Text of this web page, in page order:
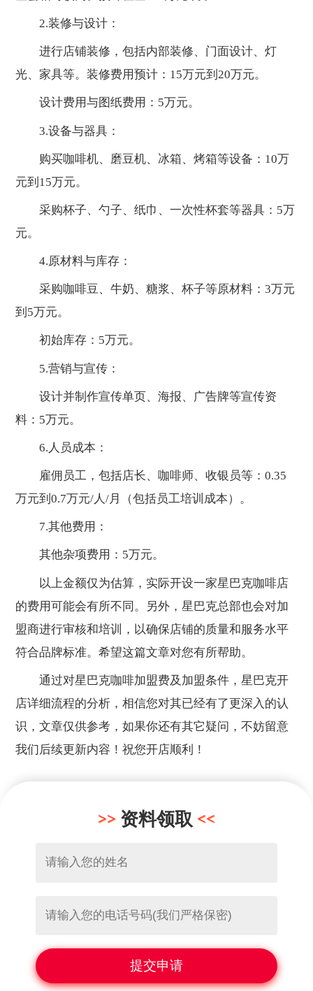
2.装修与设计：
进行店铺装修，包括内部装修、门面设计、灯
光、家具等。装修费用预计：15万元到20万元。
设计费用与图纸费用：5万元。
3.设备与器具：
购买咖啡机、磨豆机、冰箱、烤箱等设备：10万
元到15万元。
采购杯子、勺子、纸巾、一次性杯套等器具：5万
元。
4.原材料与库存：
采购咖啡豆、牛奶、糖浆、杯子等原材料：3万元
到5万元。
初始库存：5万元。
5.营销与宣传：
设计并制作宣传单页、海报、广告牌等宣传资
料：5万元。
6.人员成本：
雇佣员工，包括店长、咖啡师、收银员等：0.35
万元到0.7万元/人/月（包括员工培训成本）。
7.其他费用：
其他杂项费用：5万元。
以上金额仅为估算，实际开设一家星巴克咖啡店
的费用可能会有所不同。另外，星巴克总部也会对加
盟商进行审核和培训，以确保店铺的质量和服务水平
符合品牌标准。希望这篇文章对您有所帮助。
通过对星巴克咖啡加盟费及加盟条件，星巴克开
店详细流程的分析，相信您对其已经有了更深入的认
识，文章仅供参考，如果你还有其它疑问，不妨留意
我们后续更新内容！祝您开店顺利！
资料领取